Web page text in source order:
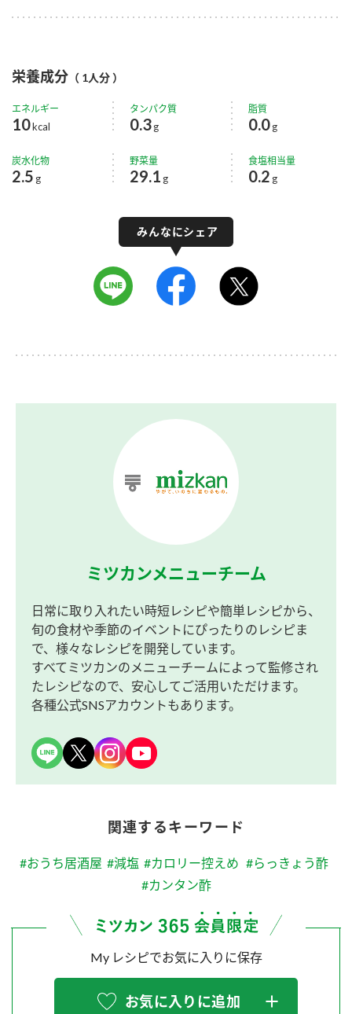
栄養成分 （ 1人分 ）
エネルギー
10kcal
タンパク質
0.3g
脂質
0.0 g
炭水化物
2.5 g
野菜量
29.1 g
食塩相当量
0.2 g
ミツカンメニューチーム
日常に取り入れたい時短レシピや簡単レシピから、
旬の食材や季節のイベントにぴったりのレシピま
で、様々なレシピを開発しています。
すべてミツカンのメニューチームによって監修され
たレシピなので、安心してご活用いただけます。
各種公式SNSアカウントもあります。
関連するキーワード
#おうち居酒屋 #減塩 #カロリー控えめ #らっきょう酢
#カンタン酢
My レシピでお気に入りに保存
お気に入りに追加